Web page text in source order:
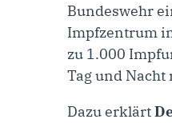
Bundeswehr
Impfzentrum
zu 1.000
Tag und Nacht
Dazu erklärt